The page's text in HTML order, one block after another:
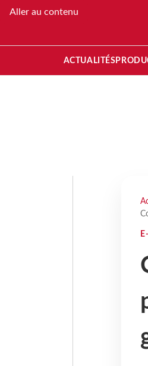
Aller au contenu
ACTUALITÉS